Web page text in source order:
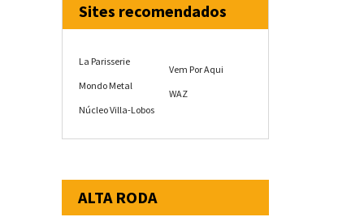
Sites recomendados
La Parisserie
Mondo Metal
Núcleo Villa-Lobos
Vem Por Aqui
WAZ
ALTA RODA